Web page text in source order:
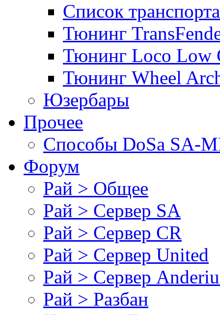
Список транспорта
Тюнинг
Тюнинг Loco Low
Тюнинг Wheel
Юзербары
Прочее
Cпособы DoSа SA-
Форум
Рай > Общее
Рай > Сервер SA
Рай > Сервер CR
Рай > Сервер United
Рай > Сервер
Рай > Разбан